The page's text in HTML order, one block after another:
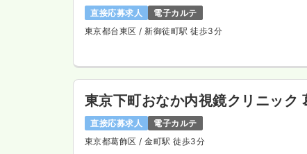
直接応募求人
電子カルテ
東京都台東区 / 新御徒町駅 徒歩3分
東京下町おなか内視鏡クリニック
直接応募求人
電子カルテ
東京都葛飾区 / 金町駅 徒歩3分